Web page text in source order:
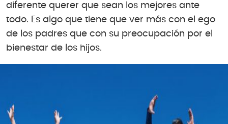
diferente querer que sean los mejores ante
todo. Es algo que tiene que ver más con el ego
de los padres que con su preocupación por el
bienestar de los hijos.